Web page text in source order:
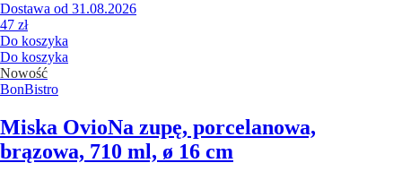
Dostawa od 31.08.2026
47 zł
Do koszyka
Do koszyka
Nowość
BonBistro
Miska OvioNa zupę, porcelanowa,
brązowa, 710 ml, ø 16 cm